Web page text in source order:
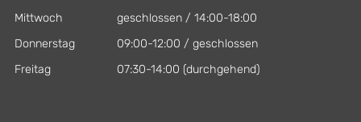
Mittwoch
geschlossen / 14:00-18:00
Donnerstag
09:00-12:00 / geschlossen
Freitag
07:30-14:00 (durchgehend)